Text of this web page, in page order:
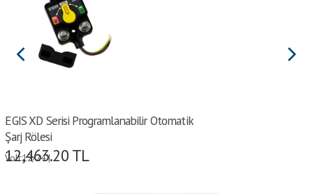
EGIS XD Serisi Programlanabilir Otomatik
Şarj Rölesi
Volt:12/24 |
12,463.20 TL